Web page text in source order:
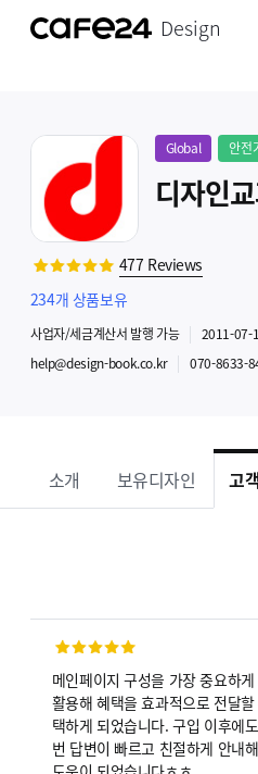
Design
Global 안전
디자인
477 Reviews
234개 상품보유
사업자/세금계산서 발행 가능 2011-07-
help@design-book.co.kr
070-8633-
소개 보유디자인 고
메인페이지 구성을 가장 중요하
활용해 혜택을 효과적으로 전달
택하게 되었습니다. 구입 이후에
번 답변이 빠르고 친절하게 안내